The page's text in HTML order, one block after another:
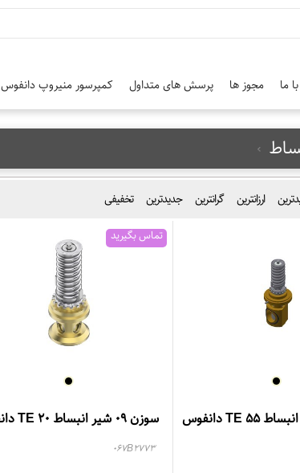
ما مجوز ها پرسش های متداول کمپرسور منیروپ دانفوس
ارزانترین گرانترین جدیدترین تخفیفی
سوزن 09 شیر انبساط TE 20 دانفوس
067B2773
تماس بگیرید